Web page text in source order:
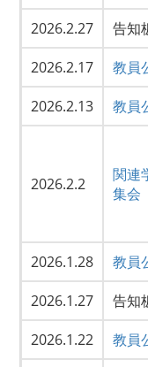
2026.2.27
告知
2026.2.17
教員
2026.2.13
教員
2026.2.2
関連
集会
2026.1.28
教員
2026.1.27
告知
2026.1.22
教員